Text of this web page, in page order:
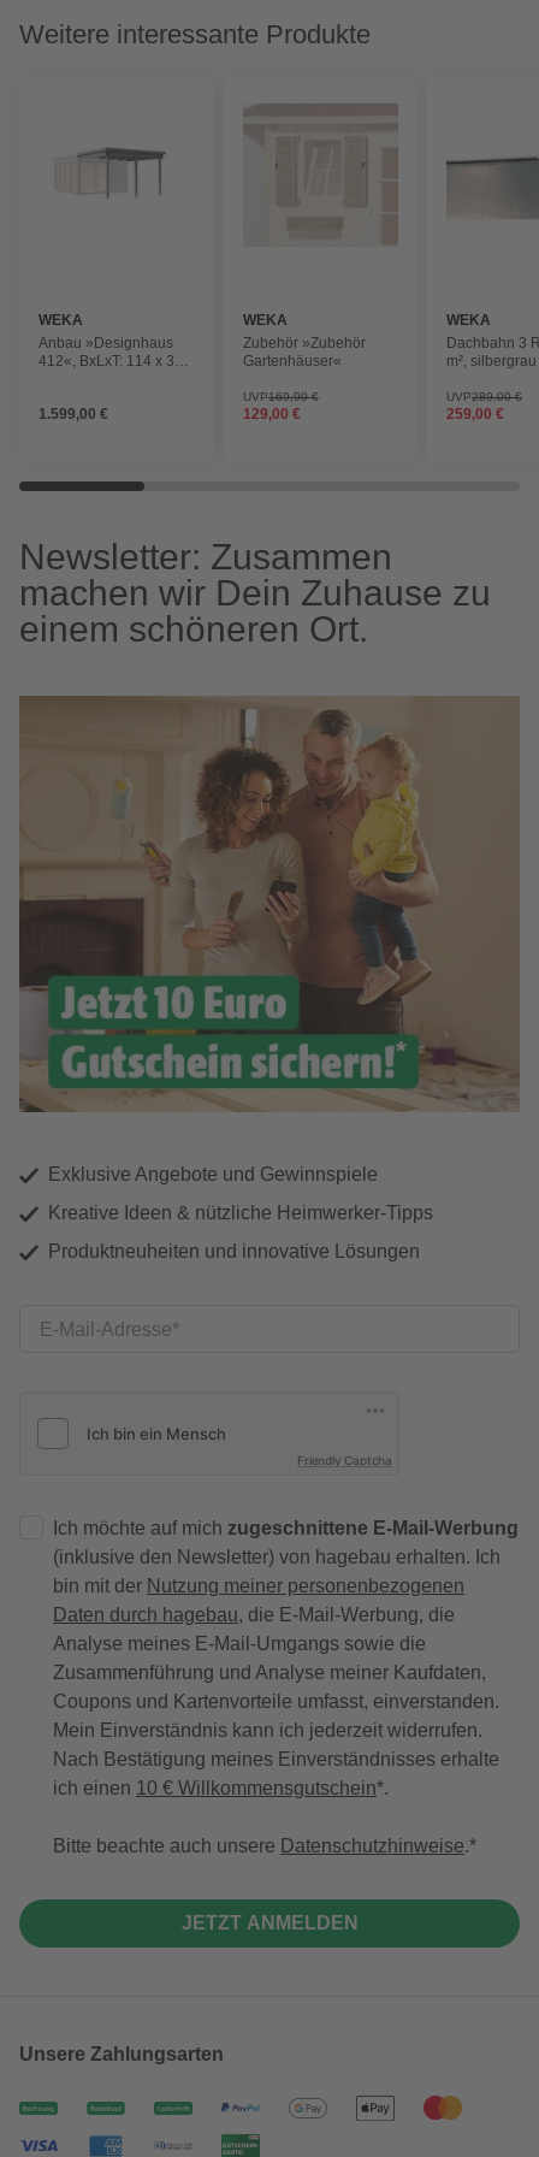
Weitere interessante Produkte
WEKA
Anbau »Designhaus
412«, BxLxT: 114 x 325
1.599,00 €
WEKA
Zubehör »Zubehör
Gartenhäuser«
UVP169,99 €
129,00 €
WEKA
Dachbahn 3
m², silbergrau
UVP289,00 €
259,00 €
Newsletter: Zusammen
machen wir Dein Zuhause zu
einem schöneren Ort.
Exklusive Angebote und Gewinnspiele
Kreative Ideen & nützliche Heimwerker-Tipps
Produktneuheiten und innovative Lösungen
E-Mail-Adresse
Friendly Captcha
Ich möchte auf mich zugeschnittene E-Mail-Werbung
(inklusive den Newsletter) von hagebau erhalten. Ich
bin mit der Nutzung meiner personenbezogenen
Daten durch hagebau, die E-Mail-Werbung, die
Analyse meines E-Mail-Umgangs sowie die
Zusammenführung und Analyse meiner Kaufdaten,
Coupons und Kartenvorteile umfasst, einverstanden.
Mein Einverständnis kann ich jederzeit widerrufen.
Nach Bestätigung meines Einverständnisses erhalte
ich einen 10 € Willkommensgutschein*.
Bitte beachte auch unsere Datenschutzhinweise.
JETZT ANMELDEN
Unsere Zahlungsarten